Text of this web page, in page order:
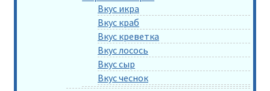
Вкус икра
Вкус краб
Вкус креветка
Вкус лосось
Вкус сыр
Вкус чеснок